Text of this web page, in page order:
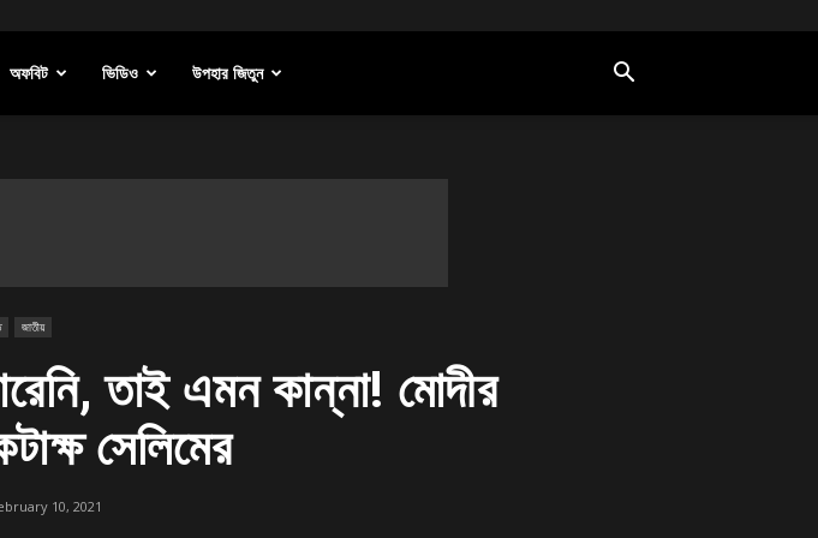
অফবিট ভিডিও উপহার জিতুন
জাতীয়
তাই এমন কান্না! মোদীর
সেলিমের
10, 2021